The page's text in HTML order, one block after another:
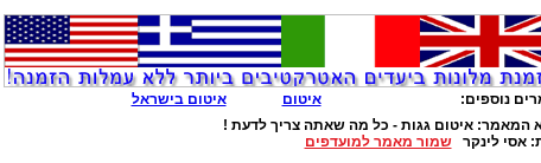
נוספים: איטום
איטום בישראל
המאמר:איטום גגות - כל מה שאתה צריך לדעת !
אסי לינקרשמור מאמר למועדפים